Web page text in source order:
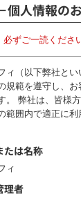
人情報の
ずご一読ください
ィ（以下弊社と
規範を遵守し、
。 弊社は、皆様
範囲内で適正に
たは名称
ィ
理者